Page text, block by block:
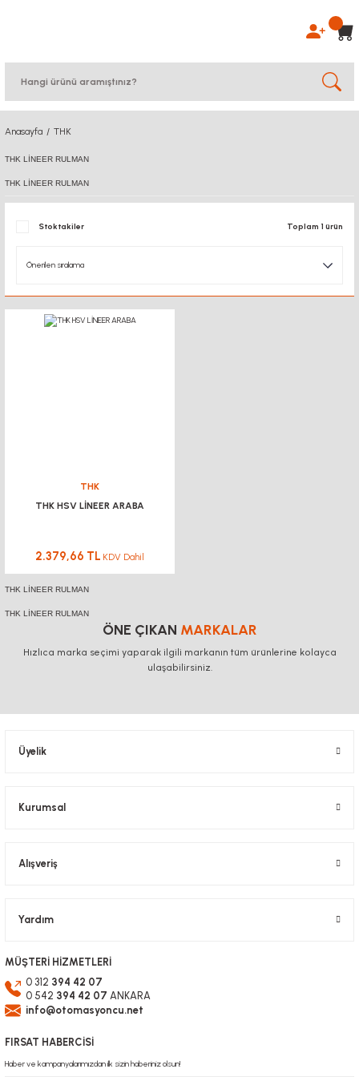
Anasayfa THK
THK LİNEER RULMAN
THK LİNEER RULMAN
Stoktakiler Toplam 1 ürün
THK
THK HSV LİNEER ARABA
2.379,66 TL KDV Dahil
THK LİNEER RULMAN
THK LİNEER RULMAN
ÖNE ÇIKAN MARKALAR
Hızlıca marka seçimi yaparak ilgili markanın tüm ürünlerine kolayca
ulaşabilirsiniz.
Üyelik
Kurumsal
Alışveriş
Yardım
MÜŞTERİ HİZMETLERİ
0 312 394 42 07
0 542 394 42 07 ANKARA
info@otomasyoncu.net
FIRSAT HABERCİSİ
Haber ve kampanyalarımızdan ilk sizin haberiniz olsun!